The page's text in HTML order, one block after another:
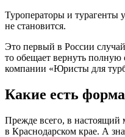
Туроператоры и турагенты
не становится.
Это первый в России
то обещает вернуть полную
компании «Юристы для
Какие есть
Прежде всего, в настоящий
в Краснодарском крае. А